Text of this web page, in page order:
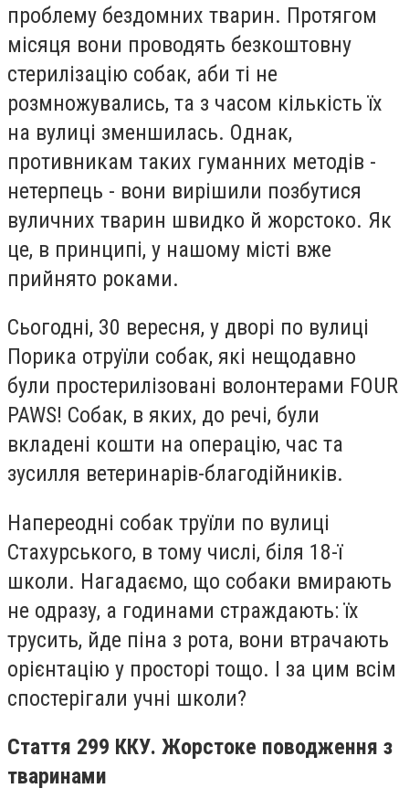
проблему бездомних тварин. Протягом
місяця вони проводять безкоштовну
стерилізацію собак, аби ті не
розмножувались, та з часом кількість їх
на вулиці зменшилась. Однак,
противникам таких гуманних методів -
нетерпець - вони вирішили позбутися
вуличних тварин швидко й жорстоко. Як
це, в принципі, у нашому місті вже
прийнято роками.
Сьогодні, 30 вересня, у дворі по вулиці
Порика отруїли собак, які нещодавно
були простерилізовані волонтерами FOUR
PAWS! Собак, в яких, до речі, були
вкладені кошти на операцію, час та
зусилля ветеринарів-благодійників.
Напереодні собак труїли по вулиці
Стахурського, в тому числі, біля 18-ї
школи. Нагадаємо, що собаки вмирають
не одразу, а годинами страждають: їх
трусить, йде піна з рота, вони втрачають
орієнтацію у просторі тощо. І за цим всім
спостерігали учні школи?
Стаття 299 ККУ. Жорстоке поводження з
тваринами